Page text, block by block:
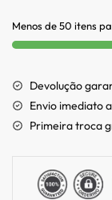
Menos de 50 itens
Devolução
Envio imediato
Primeira troca